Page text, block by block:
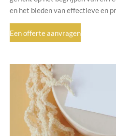
en het bieden van effectieve en
Een offerte aanvragen